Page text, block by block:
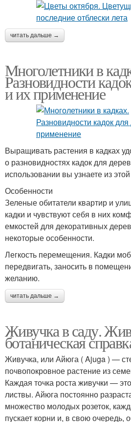
читать дальше →
Многолетники в
Разновидности
и их применение
Выращивать растения в кадках
о разновидностях кадок для
использовании вы узнаете из этой
Особенности
Зеленые обитатели квартир и
кадки и чувствуют себя в них
емкостей для декоративных
некоторые особенности.
Легкость перемещения. Кадки
передвигать, заносить в
желанию.
читать дальше →
Живучка в саду.
ботаническая
Живучка, или Айюга ( Ajuga ) —
почвопокровное растение из
Каждая точка роста живучки —
листвы. Айюга постоянно
множество молодых розеток,
пускает корни и, в свою очередь,